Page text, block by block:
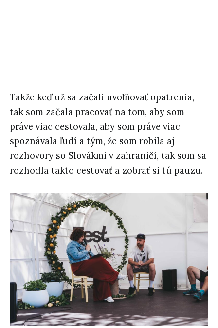
Takže keď už sa začali uvoľňovať opatrenia,
tak som začala pracovať na tom, aby som
práve viac cestovala, aby som práve viac
spoznávala ľudí a tým, že som robila aj
rozhovory so Slovákmi v zahraničí, tak som sa
rozhodla takto cestovať a zobrať si tú pauzu.